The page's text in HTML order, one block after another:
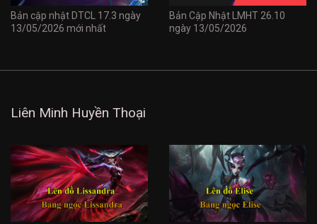
Bản cập nhật DTCL 17.3 ngày
13/05/2026 mới nhất
Bản Cập Nhật LMHT 26.10
ngày 13/05/2026
Liên Minh Huyền Thoại